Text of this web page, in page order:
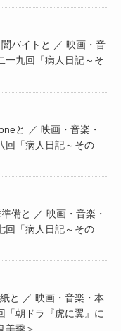
バイトと ／ 映画・音
一九回「病人日記～そ
と ／ 映画・音楽・
回「病人日記～その
備と ／ 映画・音楽・
回「病人日記～その
と ／ 映画・音楽・本
「朝ドラ『虎に翼』に